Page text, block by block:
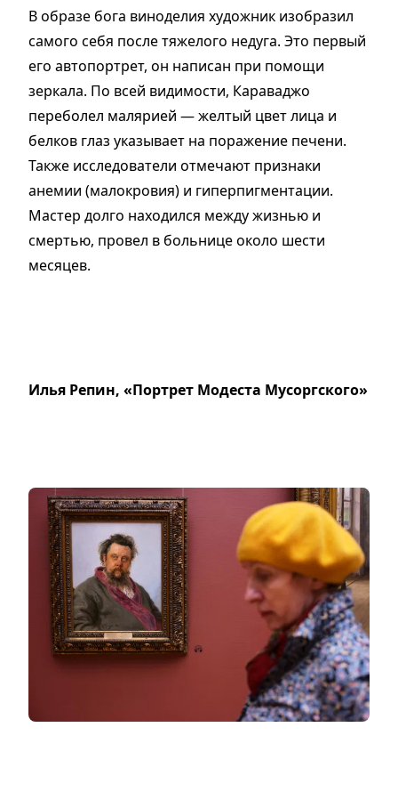
В образе бога виноделия художник изобразил
самого себя после тяжелого недуга. Это первый
его автопортрет, он написан при помощи
зеркала. По всей видимости, Караваджо
переболел малярией — желтый цвет лица и
белков глаз указывает на поражение печени.
Также исследователи отмечают признаки
анемии (малокровия) и гиперпигментации.
Мастер долго находился между жизнью и
смертью, провел в больнице около шести
месяцев.
Илья Репин, «Портрет Модеста Мусоргского»